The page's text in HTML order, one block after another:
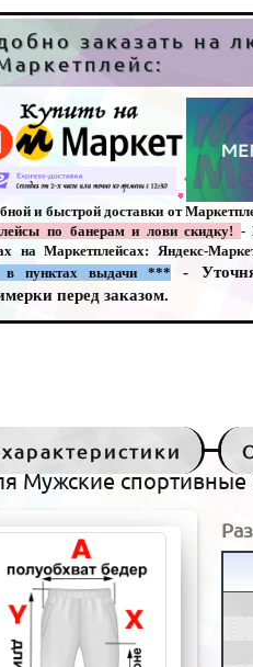
заказать на
и быстрой доставки от
по банерам и лови скидку! -
на Маркетплейсах: Яндекс-
в пунктах выдачи***
-
перед заказом.
Мужские